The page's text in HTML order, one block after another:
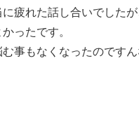
疲れた話し合いでした
ったです。
事もなくなったのです